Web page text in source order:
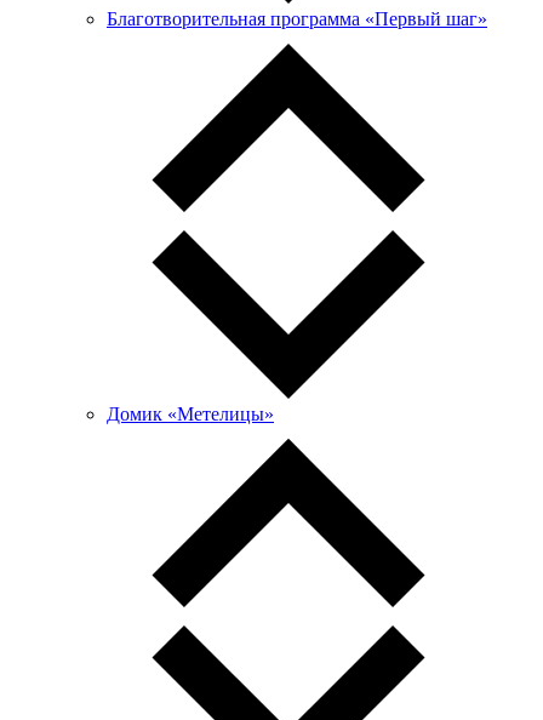
Благотворительная программа «Первый шаг»
Домик «Метелицы»